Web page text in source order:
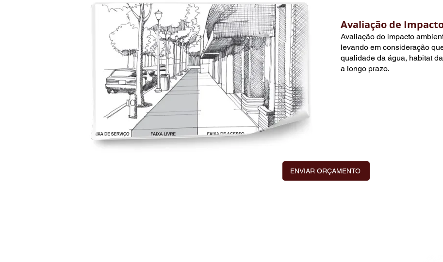
Avaliação de
Avaliação do impacto
levando em consideração
qualidade da água, habitat
a longo prazo.
ENVIAR ORÇAMENTO